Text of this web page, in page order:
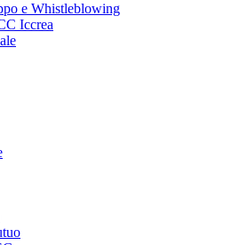
e Whistleblowing
Iccrea